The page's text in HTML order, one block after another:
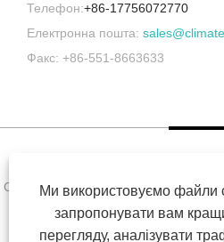
Телефон:+86-17756072770
Електронна пошта:
Факс: +86-551-8663633
Copyright © Symor Instrument
випробувальна камера,
випробувань на прискорене
Ми використовуємо файли
запропонувати вам
перегляду, аналізувати